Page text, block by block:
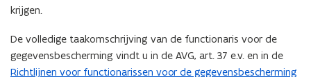
krijgen.
De volledige taakomschrijving van de functionaris voor de
gegevensbescherming vindt u in de AVG, art. 37 e.v. en in de
Richtlijnen voor functionarissen voor de gegevensbescherming
(